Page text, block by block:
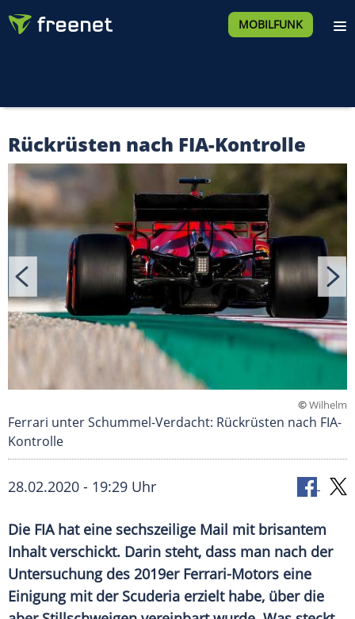
MOBILFUNK
Rückrüsten nach FIA-Kontrolle
©Wilhelm
Ferrari unter Schummel-Verdacht: Rückrüsten nach FIA-
Kontrolle
28.02.2020 - 19:29 Uhr
Die FIA hat eine sechszeilige Mail mit brisantem
Inhalt verschickt. Darin steht, dass man nach der
Untersuchung des 2019er Ferrari-Motors eine
Einigung mit der Scuderia erzielt habe, über die